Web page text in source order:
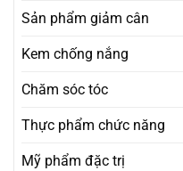
Sản phẩm giảm cân
Kem chống nắng
Chăm sóc tóc
Thực phẩm chức năng
Mỹ phẩm đặc trị